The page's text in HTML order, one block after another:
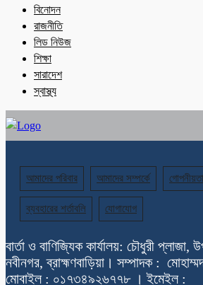
বিনোদন
রাজনীতি
লিড নিউজ
শিক্ষা
সারাদেশ
স্বাস্থ্য
আমাদের পরিবার আমাদের সম্পর্কে
ব্যবহারের শর্তাবলি যোগাযোগ
বার্তা ও বাণিজ্যিক কার্যালয়: চৌধুরী
নবীনগর, ব্রাহ্মণবাড়িয়া। সম্পাদক :
মোবাইল : ০১৭৩৪৯২৬৭৭৮ । ইমেইল :